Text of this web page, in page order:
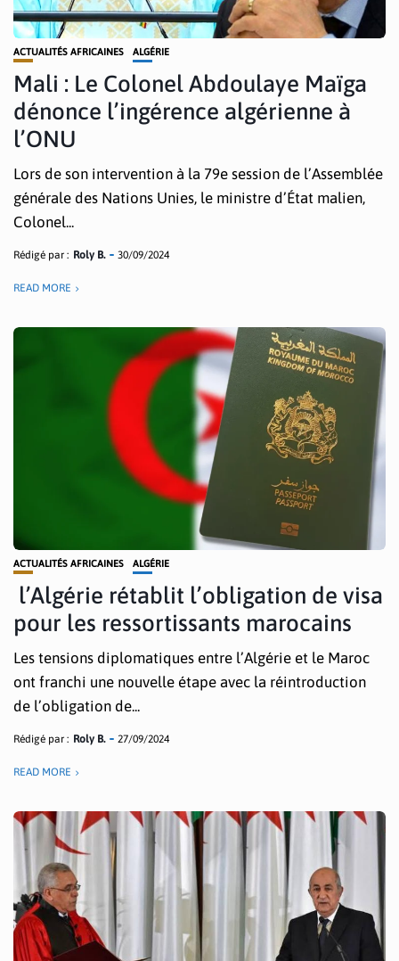
ACTUALITÉS AFRICAINES ALGÉRIE
Mali : Le Colonel Abdoulaye Maïga
dénonce l’ingérence algérienne à
l’ONU
Lors de son intervention à la 79e session de l’Assemblée
générale des Nations Unies, le ministre d’État malien,
Colonel...
Rédigé par : Roly B. 30/09/2024
READ MORE
ACTUALITÉS AFRICAINES ALGÉRIE
l’Algérie rétablit l’obligation de visa
pour les ressortissants marocains
Les tensions diplomatiques entre l’Algérie et le Maroc
ont franchi une nouvelle étape avec la réintroduction
de l’obligation de...
Rédigé par : Roly B. 27/09/2024
READ MORE